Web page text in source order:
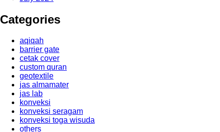
Categories
aqiqah
barrier gate
cetak cover
custom quran
geotextile
jas almamater
jas lab
konveksi
konveksi seragam
konveksi toga wisuda
others